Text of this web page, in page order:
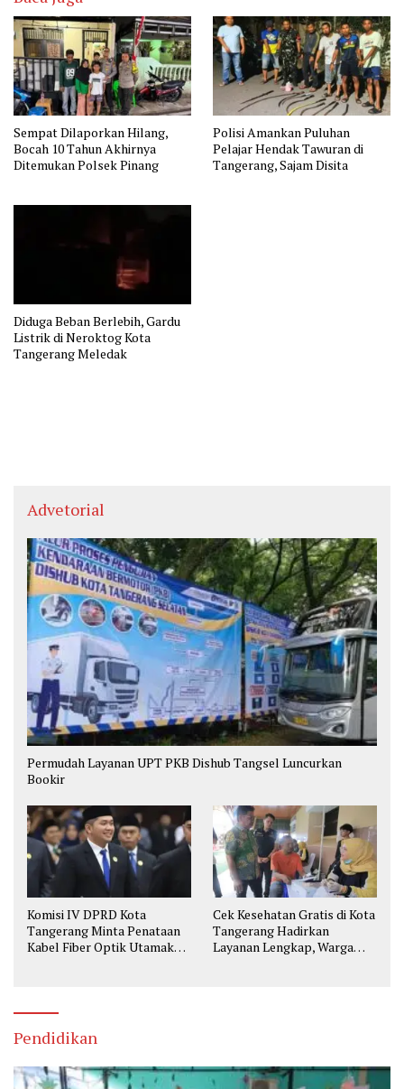
Sempat Dilaporkan Hilang,
Bocah 10 Tahun Akhirnya
Ditemukan Polsek Pinang
Polisi Amankan Puluhan
Pelajar Hendak Tawuran di
Tangerang, Sajam Disita
Diduga Beban Berlebih, Gardu
Listrik di Neroktog Kota
Tangerang Meledak
Advetorial
Permudah Layanan UPT PKB Dishub Tangsel Luncurkan
Bookir
Komisi IV DPRD Kota
Tangerang Minta Penataan
Kabel Fiber Optik Utamakan
Cek Kesehatan Gratis di Kota
Tangerang Hadirkan
Layanan Lengkap, Warga
Pendidikan